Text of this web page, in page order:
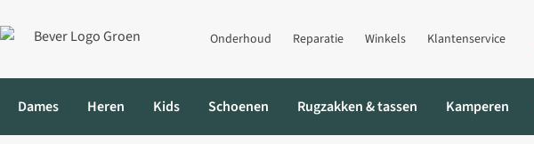
Onderhoud Reparatie Winkels Klantenservice
Dames Heren Kids Schoenen Rugzakken & tassen Kamperen